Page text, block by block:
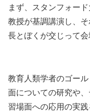
まず、スタンフォー
教授が基調講演し、
長とぼくが交じって会
教育人類学者のゴー
面についての研究や
習場面への応用の実